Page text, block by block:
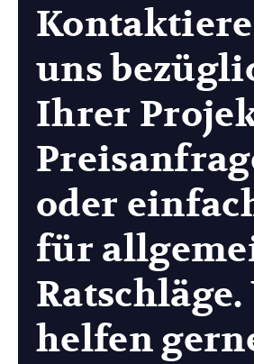
uns
Ihrer
oder
für
helfen